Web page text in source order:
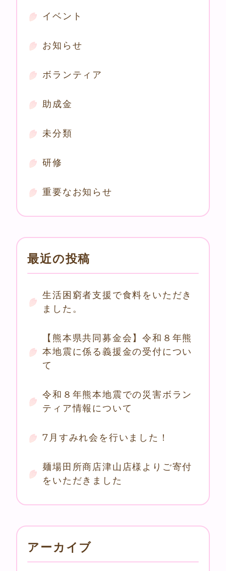
イベント
お知らせ
ボランティア
助成金
未分類
研修
重要なお知らせ
最近の投稿
生活困窮者支援で食料をいただき
ました。
【熊本県共同募金会】令和８年熊
本地震に係る義援金の受付につい
て
令和８年熊本地震での災害ボラン
ティア情報について
7月すみれ会を行いました！
麺場田所商店津山店様よりご寄付
をいただきました
アーカイブ